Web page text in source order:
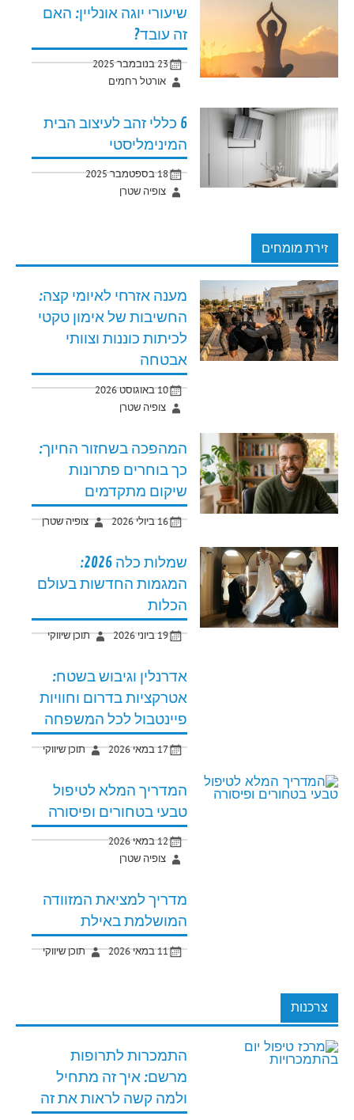
שיעורי יוגה אונליין: האם
זה עובד?
23 בנובמבר 2025
אורטל רחמים
6 כללי זהב לעיצוב הבית
המינימליסטי
18 בספטמבר 2025
צופיה שטרן
זירת מומחים
מענה אזרחי לאיומי קצה:
החשיבות של אימון טקטי
לכיתות כוננות וצוותי
אבטחה
10 באוגוסט 2026
צופיה שטרן
המהפכה בשחזור החיוך:
כך בוחרים פתרונות
שיקום מתקדמים
16 ביולי 2026 צופיה שטרן
שמלות כלה 2026:
המגמות החדשות בעולם
הכלות
19 ביוני 2026 תוכן שיווקי
אדרנלין וגיבוש בשטח:
אטרקציות בדרום וחוויות
פיינטבול לכל המשפחה
17 במאי 2026 תוכן שיווקי
המדריך המלא לטיפול
טבעי בטחורים ופיסורה
12 במאי 2026
צופיה שטרן
מדריך למציאת המזוודה
המושלמת באילת
11 במאי 2026 תוכן שיווקי
צרכנות
התמכרות לתרופות
מרשם: איך זה מתחיל
ולמה קשה לראות את זה